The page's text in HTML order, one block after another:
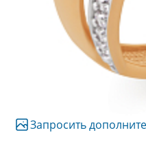
Запросить